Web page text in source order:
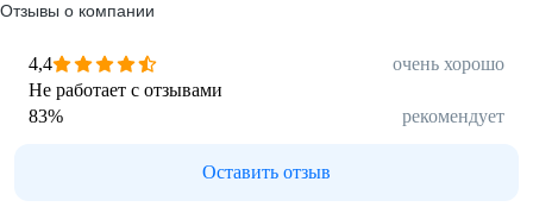
Отзывы о компании
4,4
очень хорошо
Не работает с отзывами
83% рекомендует
Оставить отзыв